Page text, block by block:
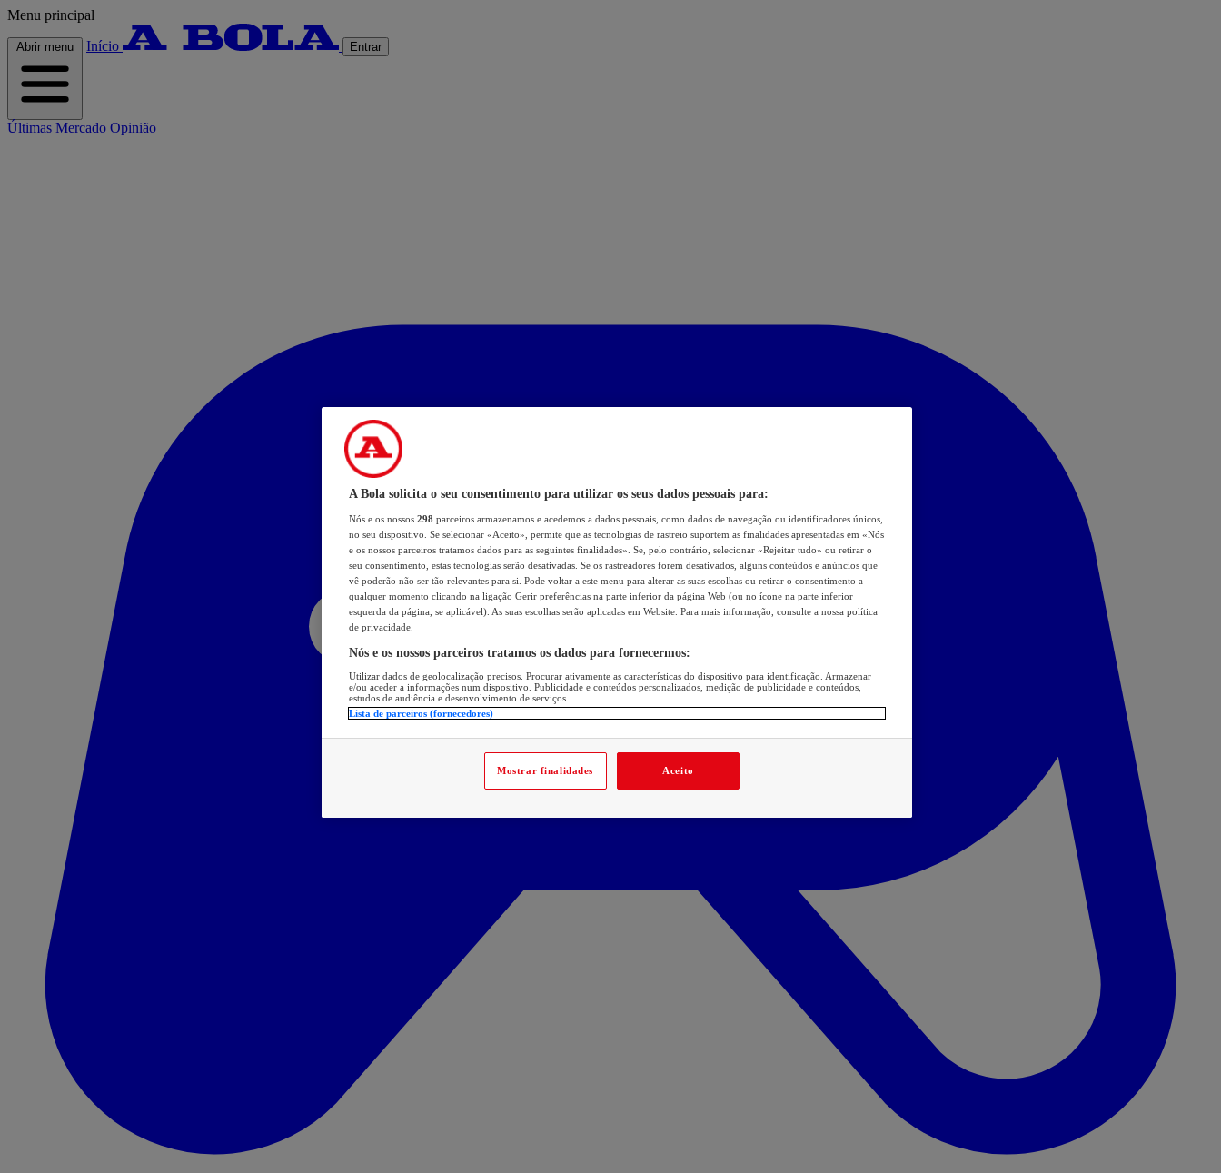
Menu principal
Abrir menu Início Entrar
Últimas Mercado Opinião
A Bola solicita o seu consentimento para utilizar os seus dados pessoais para:
Nós e os nossos 298 parceiros armazenamos e acedemos a dados pessoais, como dados de navegação ou identificadores únicos,
no seu dispositivo. Se selecionar «Aceito», permite que as tecnologias de rastreio suportem as finalidades apresentadas em «Nós
e os nossos parceiros tratamos dados para as seguintes finalidades». Se, pelo contrário, selecionar «Rejeitar tudo» ou retirar o
seu consentimento, estas tecnologias serão desativadas. Se os rastreadores forem desativados, alguns conteúdos e anúncios que
vê poderão não ser tão relevantes para si. Pode voltar a este menu para alterar as suas escolhas ou retirar o consentimento a
qualquer momento clicando na ligação Gerir preferências na parte inferior da página Web (ou no ícone na parte inferior
esquerda da página, se aplicável). As suas escolhas serão aplicadas em Website. Para mais informação, consulte a nossa política
de privacidade.
Nós e os nossos parceiros tratamos os dados para fornecermos:
Utilizar dados de geolocalização precisos. Procurar ativamente as características do dispositivo para identificação. Armazenar
e/ou aceder a informações num dispositivo. Publicidade e conteúdos personalizados, medição de publicidade e conteúdos,
estudos de audiência e desenvolvimento de serviços.
Lista de parceiros (fornecedores)
Mostrar finalidades Aceito